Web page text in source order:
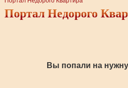
Портал Недорого
Вы попали на